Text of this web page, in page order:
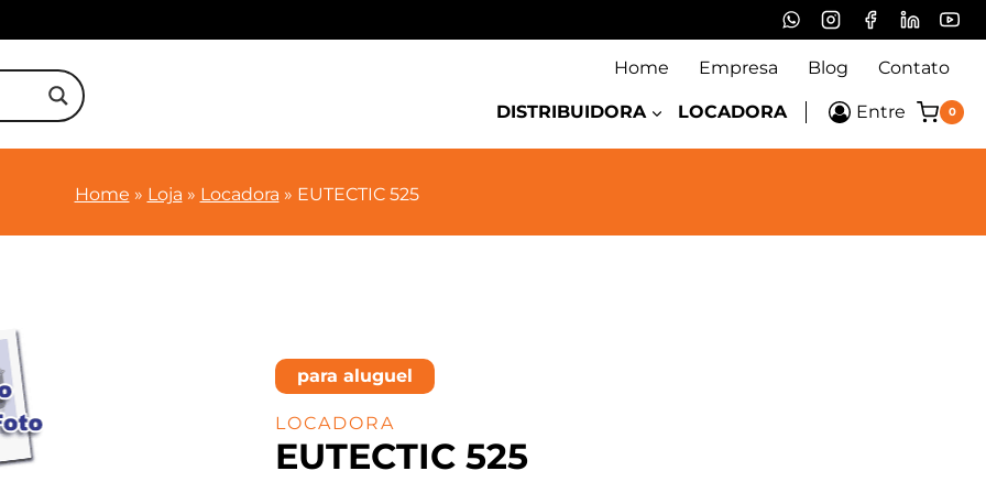
Home Empresa Blog Contato
DISTRIBUIDORA LOCADORA Entre 0
Home » Loja » Locadora » EUTECTIC 525
para aluguel
LOCADORA
EUTECTIC 525